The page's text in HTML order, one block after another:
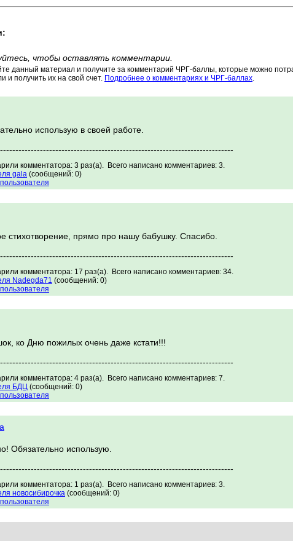
чтобы оставлять комментарии.
данный материал и получите за комментарий ЧРГ-баллы, которые можно
и получить их на свой счет. Подробнее о комментариях и ЧРГ-баллах.
использую в своей работе.
комментатора: 3 раз(а). Всего написано комментариев: 3.
gala (сообщений: 0)
стихотворение, прямо про нашу бабушку. Спасибо.
комментатора: 17 раз(а). Всего написано комментариев: 34.
Nadegda71 (сообщений: 0)
ко Дню пожилых очень даже кстати!!!
комментатора: 4 раз(а). Всего написано комментариев: 7.
БДЦ (сообщений: 0)
Обязательно использую.
комментатора: 1 раз(а). Всего написано комментариев: 3.
новосибирочка (сообщений: 0)